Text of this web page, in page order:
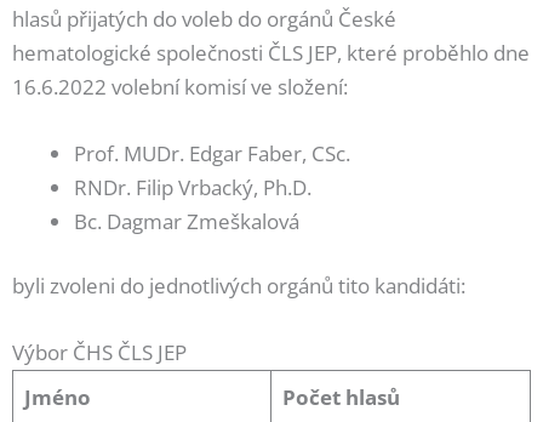
hlasů přijatých do voleb do orgánů České
hematologické společnosti ČLS JEP, které proběhlo dne
16.6.2022 volební komisí ve složení:
Prof. MUDr. Edgar Faber, CSc.
RNDr. Filip Vrbacký, Ph.D.
Bc. Dagmar Zmeškalová
byli zvoleni do jednotlivých orgánů tito kandidáti:
Výbor ČHS ČLS JEP
Jméno
Počet hlasů